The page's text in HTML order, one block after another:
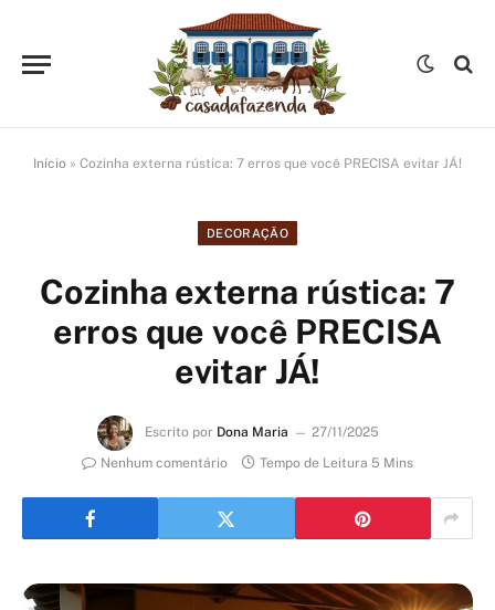
Início » Cozinha externa rústica: 7 erros que você PRECISA evitar JÁ!
DECORAÇÃO
Cozinha externa rústica: 7
erros que você PRECISA
evitar JÁ!
Escrito por Dona Maria
27/11/2025
Nenhum comentário
Tempo de Leitura 5 Mins